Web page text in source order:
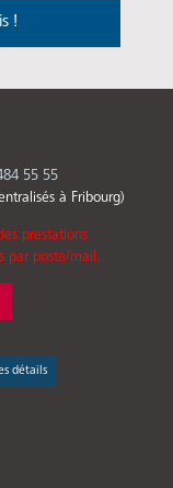
!
55 55
à Fribourg)
prestations
par poste/mail.
détails